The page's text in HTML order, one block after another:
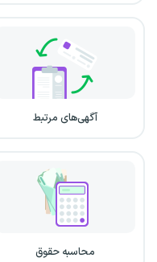
آگهی‌های مرتبط
محاسبه حقوق